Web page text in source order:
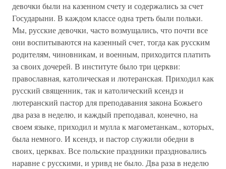
девочки были на казенном счету и содержались за счет
Государыни. В каждом классе одна треть были польки.
Мы, русские девочки, часто возмущались, что почти все
они воспитываются на казенный счет, тогда как русским
родителям, чиновникам, и военным, приходится платить
за своих дочерей. В институте было три церкви:
православная, католическая и лютеранская. Приходил как
русский священник, так и католический ксендз и
лютеранский пастор для преподавания закона Божьего
два раза в неделю, и каждый преподавал, конечно, на
своем языке, приходил и мулла к магометанкам., которых,
была немного. И ксендз, и пастор служили обедни в
своих, церквах. Все польские праздники праздновались
наравне с русскими, и уривд не было. Два раза в неделю